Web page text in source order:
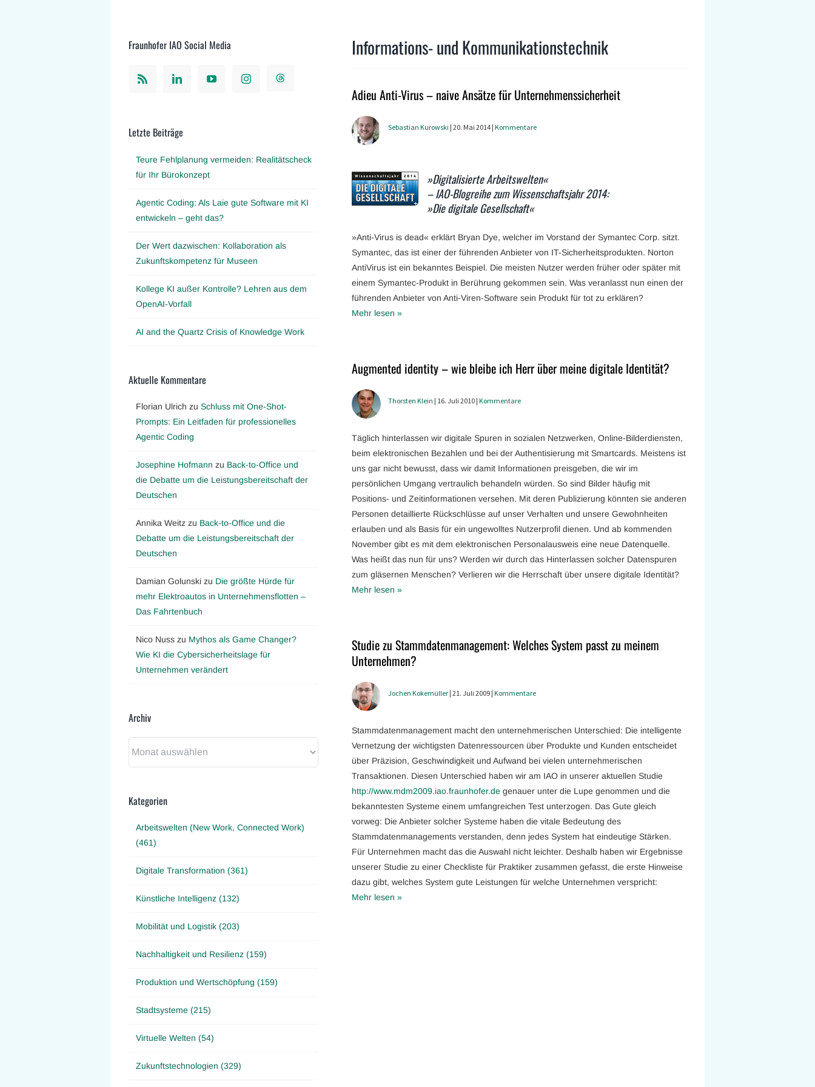
Informations- und Kommunikationstechnik
Adieu Anti-Virus – naive Ansätze für Unternehmenssicherheit
Sebastian Kurowski | 20. Mai 2014 | Kommentare
»Digitalisierte Arbeitswelten«
– IAO-Blogreihe zum Wissenschaftsjahr 2014:
»Die digitale Gesellschaft«
»Anti-Virus is dead« erklärt Bryan Dye, welcher im Vorstand der Symantec Corp. sitzt.
Symantec, das ist einer der führenden Anbieter von IT-Sicherheitsprodukten. Norton
AntiVirus ist ein bekanntes Beispiel. Die meisten Nutzer werden früher oder später mit
einem Symantec-Produkt in Berührung gekommen sein. Was veranlasst nun einen der
führenden Anbieter von Anti-Viren-Software sein Produkt für tot zu erklären?
Mehr lesen »
Augmented identity – wie bleibe ich Herr über meine digitale Identität?
Thorsten Klein | 16. Juli 2010 | Kommentare
Täglich hinterlassen wir digitale Spuren in sozialen Netzwerken, Online-Bilderdiensten,
beim elektronischen Bezahlen und bei der Authentisierung mit Smartcards. Meistens ist
uns gar nicht bewusst, dass wir damit Informationen preisgeben, die wir im
persönlichen Umgang vertraulich behandeln würden. So sind Bilder häufig mit
Positions- und Zeitinformationen versehen. Mit deren Publizierung könnten sie anderen
Personen detaillierte Rückschlüsse auf unser Verhalten und unsere Gewohnheiten
erlauben und als Basis für ein ungewolltes Nutzerprofil dienen. Und ab kommenden
November gibt es mit dem elektronischen Personalausweis eine neue Datenquelle.
Was heißt das nun für uns? Werden wir durch das Hinterlassen solcher Datenspuren
zum gläsernen Menschen? Verlieren wir die Herrschaft über unsere digitale Identität?
Mehr lesen »
Studie zu Stammdatenmanagement: Welches System passt zu meinem
Unternehmen?
Jochen Kokemüller | 21. Juli 2009 | Kommentare
Stammdatenmanagement macht den unternehmerischen Unterschied: Die intelligente
Vernetzung der wichtigsten Datenressourcen über Produkte und Kunden entscheidet
über Präzision, Geschwindigkeit und Aufwand bei vielen unternehmerischen
Transaktionen. Diesen Unterschied haben wir am IAO in unserer aktuellen Studie
http://www.mdm2009.iao.fraunhofer.de genauer unter die Lupe genommen und die
bekanntesten Systeme einem umfangreichen Test unterzogen. Das Gute gleich
vorweg: Die Anbieter solcher Systeme haben die vitale Bedeutung des
Stammdatenmanagements verstanden, denn jedes System hat eindeutige Stärken.
Für Unternehmen macht das die Auswahl nicht leichter. Deshalb haben wir Ergebnisse
unserer Studie zu einer Checkliste für Praktiker zusammen gefasst, die erste Hinweise
dazu gibt, welches System gute Leistungen für welche Unternehmen verspricht:
Mehr lesen »
Fraunhofer IAO Social Media
Letzte Beiträge
Teure Fehlplanung vermeiden: Realitätscheck
für Ihr Bürokonzept
Agentic Coding: Als Laie gute Software mit KI
entwickeln – geht das?
Der Wert dazwischen: Kollaboration als
Zukunftskompetenz für Museen
Kollege KI außer Kontrolle? Lehren aus dem
OpenAI-Vorfall
AI and the Quartz Crisis of Knowledge Work
Aktuelle Kommentare
Florian Ulrich zu Schluss mit One-Shot-
Prompts: Ein Leitfaden für professionelles
Agentic Coding
Josephine Hofmann zu Back-to-Office und
die Debatte um die Leistungsbereitschaft der
Deutschen
Annika Weitz zu Back-to-Office und die
Debatte um die Leistungsbereitschaft der
Deutschen
Damian Golunski zu Die größte Hürde für
mehr Elektroautos in Unternehmensflotten –
Das Fahrtenbuch
Nico Nuss zu Mythos als Game Changer?
Wie KI die Cybersicherheitslage für
Unternehmen verändert
Archiv
Kategorien
Arbeitswelten (New Work, Connected Work)
(461)
Digitale Transformation (361)
Künstliche Intelligenz (132)
Mobilität und Logistik (203)
Nachhaltigkeit und Resilienz (159)
Produktion und Wertschöpfung (159)
Stadtsysteme (215)
Virtuelle Welten (54)
Zukunftstechnologien (329)